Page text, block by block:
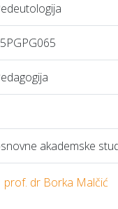
akademske
prof. dr Borka Malčić